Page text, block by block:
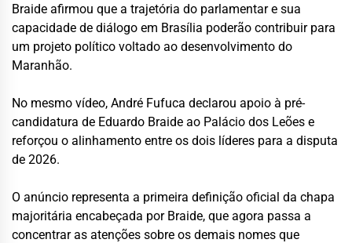
Braide afirmou que a trajetória do parlamentar e sua
capacidade de diálogo em Brasília poderão contribuir para
um projeto político voltado ao desenvolvimento do
Maranhão.
No mesmo vídeo, André Fufuca declarou apoio à pré-
candidatura de Eduardo Braide ao Palácio dos Leões e
reforçou o alinhamento entre os dois líderes para a disputa
de 2026.
O anúncio representa a primeira definição oficial da chapa
majoritária encabeçada por Braide, que agora passa a
concentrar as atenções sobre os demais nomes que